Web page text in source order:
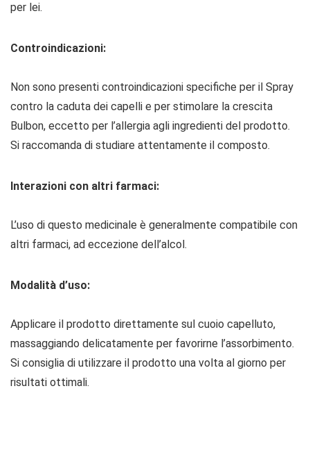
per lei.
Controindicazioni:
Non sono presenti controindicazioni specifiche per il Spray
contro la caduta dei capelli e per stimolare la crescita
Bulbon, eccetto per l’allergia agli ingredienti del prodotto.
Si raccomanda di studiare attentamente il composto.
Interazioni con altri farmaci:
L’uso di questo medicinale è generalmente compatibile con
altri farmaci, ad eccezione dell’alcol.
Modalità d’uso:
Applicare il prodotto direttamente sul cuoio capelluto,
massaggiando delicatamente per favorirne l’assorbimento.
Si consiglia di utilizzare il prodotto una volta al giorno per
risultati ottimali.